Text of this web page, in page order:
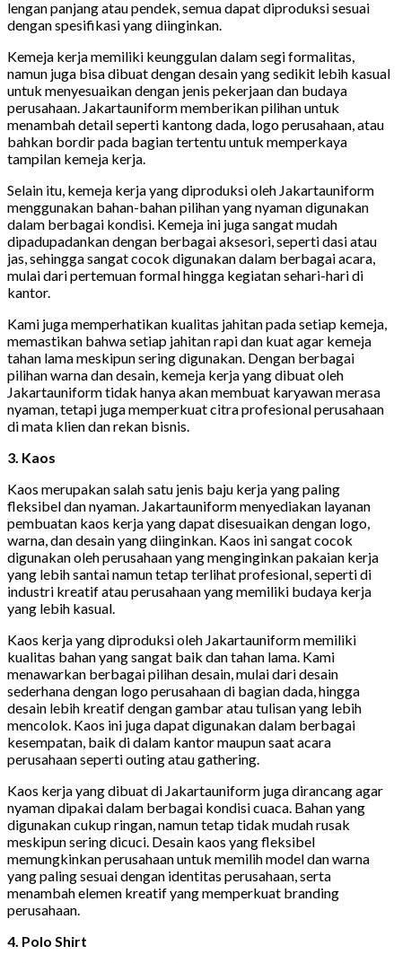
lengan panjang atau pendek, semua dapat diproduksi sesuai
dengan spesifikasi yang diinginkan.
Kemeja kerja memiliki keunggulan dalam segi formalitas,
namun juga bisa dibuat dengan desain yang sedikit lebih kasual
untuk menyesuaikan dengan jenis pekerjaan dan budaya
perusahaan. Jakartauniform memberikan pilihan untuk
menambah detail seperti kantong dada, logo perusahaan, atau
bahkan bordir pada bagian tertentu untuk memperkaya
tampilan kemeja kerja.
Selain itu, kemeja kerja yang diproduksi oleh Jakartauniform
menggunakan bahan-bahan pilihan yang nyaman digunakan
dalam berbagai kondisi. Kemeja ini juga sangat mudah
dipadupadankan dengan berbagai aksesori, seperti dasi atau
jas, sehingga sangat cocok digunakan dalam berbagai acara,
mulai dari pertemuan formal hingga kegiatan sehari-hari di
kantor.
Kami juga memperhatikan kualitas jahitan pada setiap kemeja,
memastikan bahwa setiap jahitan rapi dan kuat agar kemeja
tahan lama meskipun sering digunakan. Dengan berbagai
pilihan warna dan desain, kemeja kerja yang dibuat oleh
Jakartauniform tidak hanya akan membuat karyawan merasa
nyaman, tetapi juga memperkuat citra profesional perusahaan
di mata klien dan rekan bisnis.
3. Kaos
Kaos merupakan salah satu jenis baju kerja yang paling
fleksibel dan nyaman. Jakartauniform menyediakan layanan
pembuatan kaos kerja yang dapat disesuaikan dengan logo,
warna, dan desain yang diinginkan. Kaos ini sangat cocok
digunakan oleh perusahaan yang menginginkan pakaian kerja
yang lebih santai namun tetap terlihat profesional, seperti di
industri kreatif atau perusahaan yang memiliki budaya kerja
yang lebih kasual.
Kaos kerja yang diproduksi oleh Jakartauniform memiliki
kualitas bahan yang sangat baik dan tahan lama. Kami
menawarkan berbagai pilihan desain, mulai dari desain
sederhana dengan logo perusahaan di bagian dada, hingga
desain lebih kreatif dengan gambar atau tulisan yang lebih
mencolok. Kaos ini juga dapat digunakan dalam berbagai
kesempatan, baik di dalam kantor maupun saat acara
perusahaan seperti outing atau gathering.
Kaos kerja yang dibuat di Jakartauniform juga dirancang agar
nyaman dipakai dalam berbagai kondisi cuaca. Bahan yang
digunakan cukup ringan, namun tetap tidak mudah rusak
meskipun sering dicuci. Desain kaos yang fleksibel
memungkinkan perusahaan untuk memilih model dan warna
yang paling sesuai dengan identitas perusahaan, serta
menambah elemen kreatif yang memperkuat branding
perusahaan.
4. Polo Shirt